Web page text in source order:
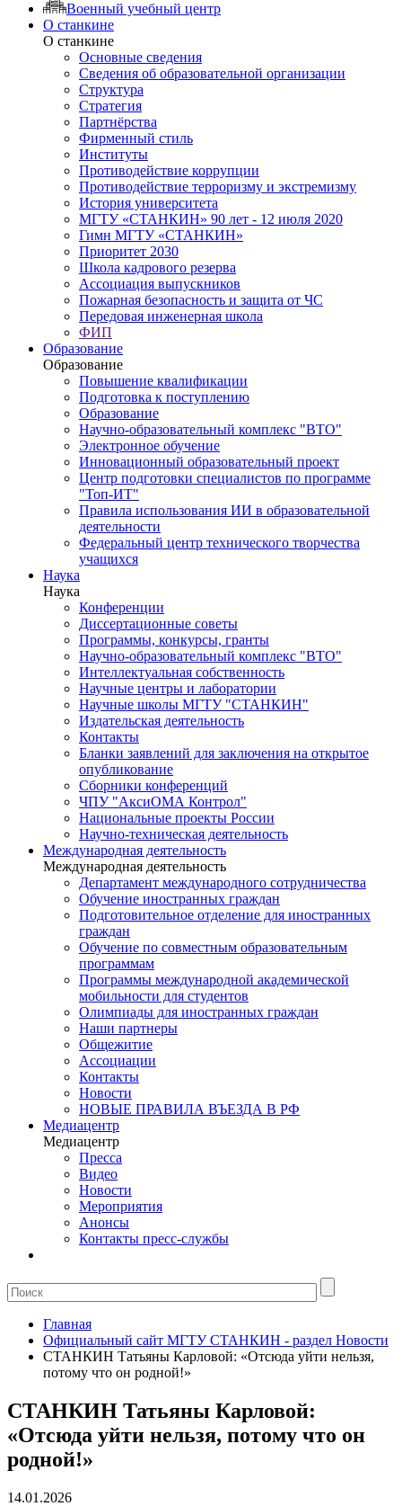
Военный учебный центр
О станкине
О станкине
Основные сведения
Сведения об образовательной организации
Структура
Стратегия
Партнёрства
Фирменный стиль
Институты
Противодействие коррупции
Противодействие терроризму и экстремизму
История университета
МГТУ «СТАНКИН» 90 лет - 12 июля 2020
Гимн МГТУ «СТАНКИН»
Приоритет 2030
Школа кадрового резерва
Ассоциация выпускников
Пожарная безопасность и защита от ЧС
Передовая инженерная школа
ФИП
Образование
Образование
Повышение квалификации
Подготовка к поступлению
Образование
Научно-образовательный комплекс "ВТО"
Электронное обучение
Инновационный образовательный проект
Центр подготовки специалистов по программе
"Топ-ИТ"
Правила использования ИИ в образовательной
деятельности
Федеральный центр технического творчества
учащихся
Наука
Наука
Конференции
Диссертационные советы
Программы, конкурсы, гранты
Научно-образовательный комплекс "ВТО"
Интеллектуальная собственность
Научные центры и лаборатории
Научные школы МГТУ "СТАНКИН"
Издательская деятельность
Контакты
Бланки заявлений для заключения на открытое
опубликование
Сборники конференций
ЧПУ "АксиОМА Контрол"
Национальные проекты России
Научно-техническая деятельность
Международная деятельность
Международная деятельность
Департамент международного сотрудничества
Обучение иностранных граждан
Подготовительное отделение для иностранных
граждан
Обучение по совместным образовательным
программам
Программы международной академической
мобильности для студентов
Олимпиады для иностранных граждан
Наши партнеры
Общежитие
Ассоциации
Контакты
Новости
НОВЫЕ ПРАВИЛА ВЪЕЗДА В РФ
Медиацентр
Медиацентр
Пресса
Видео
Новости
Мероприятия
Анонсы
Контакты пресс-службы
Главная
Официальный сайт МГТУ СТАНКИН - раздел Новости
СТАНКИН Татьяны Карловой: «Отсюда уйти нельзя,
потому что он родной!»
СТАНКИН Татьяны Карловой:
«Отсюда уйти нельзя, потому что он
родной!»
14.01.2026